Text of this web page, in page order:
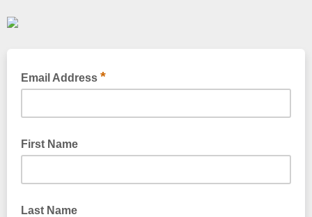
Email Address *
First Name
Last Name